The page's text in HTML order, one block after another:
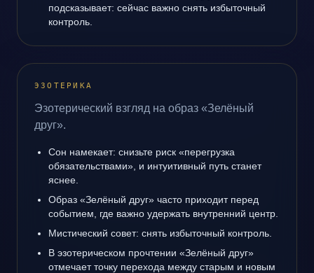
подсказывает: сейчас важно снять избыточный
контроль.
ЭЗОТЕРИКА
Эзотерический взгляд на образ «Зелёный
друг».
Сон намекает: снизьте риск «перегрузка
обязательствами», и интуитивный путь станет
яснее.
Образ «Зелёный друг» часто приходит перед
событием, где важно удержать внутренний центр.
Мистический совет: снять избыточный контроль.
В эзотерическом прочтении «Зелёный друг»
отмечает точку перехода между старым и новым